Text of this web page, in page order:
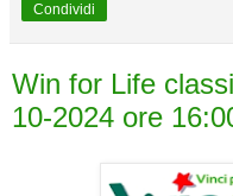
Condividi
Win for Life
10-2024 ore